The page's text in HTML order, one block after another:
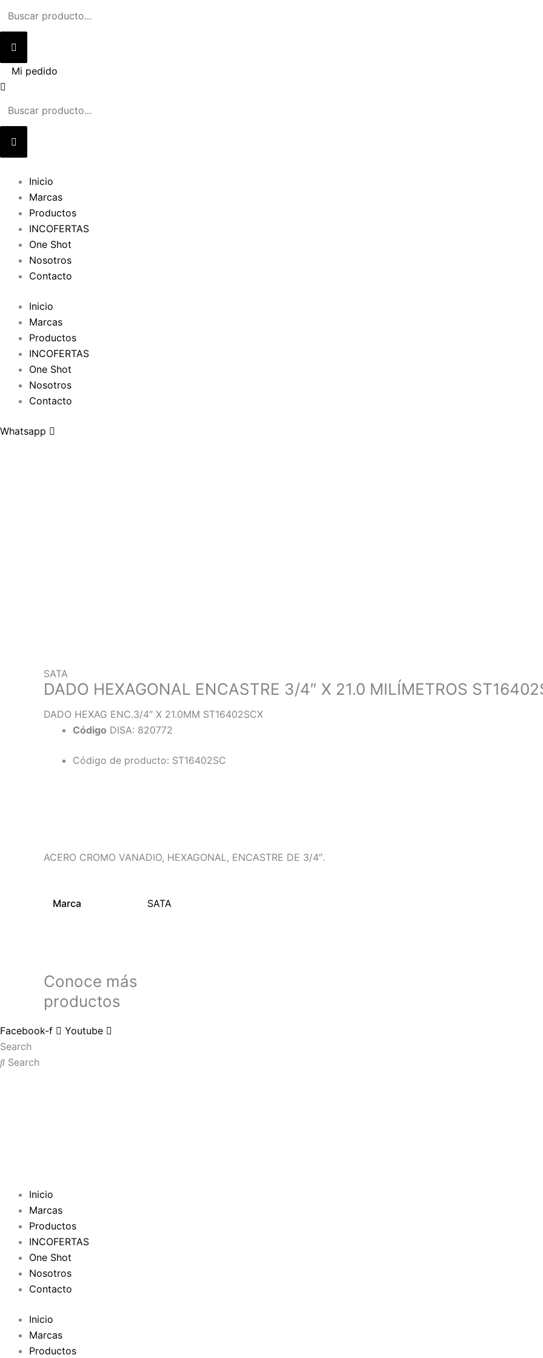
Mi pedido
Inicio
Marcas
Productos
INCOFERTAS
One Shot
Nosotros
Contacto
Inicio
Marcas
Productos
INCOFERTAS
One Shot
Nosotros
Contacto
Whatsapp
SATA
DADO HEXAGONAL ENCASTRE 3/4″ X 21.0 MILÍMETROS
DADO HEXAG ENC.3/4″ X 21.0MM ST16402SCX
Código DISA: 820772
Código de producto: ST16402SC
ACERO CROMO VANADIO, HEXAGONAL, ENCASTRE DE 3/4″.
Marca SATA
Conoce más
productos
Facebook-f
Youtube
Search
Search
Inicio
Marcas
Productos
INCOFERTAS
One Shot
Nosotros
Contacto
Inicio
Marcas
Productos